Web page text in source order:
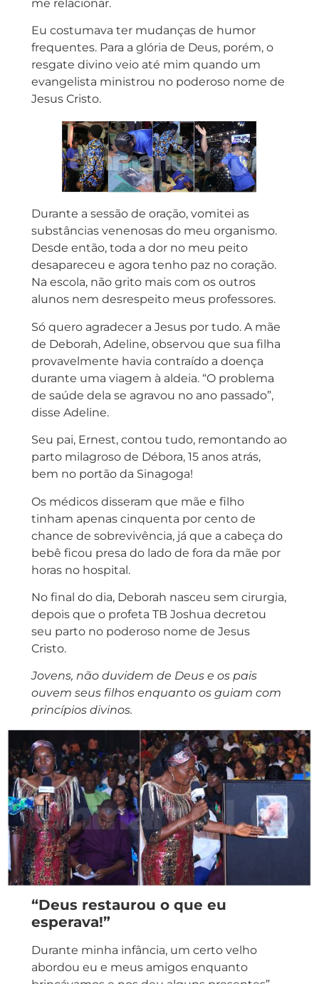
me relacionar.
Eu costumava ter mudanças de humor
frequentes. Para a glória de Deus, porém, o
resgate divino veio até mim quando um
evangelista ministrou no poderoso nome de
Jesus Cristo.
Durante a sessão de oração, vomitei as
substâncias venenosas do meu organismo.
Desde então, toda a dor no meu peito
desapareceu e agora tenho paz no coração.
Na escola, não grito mais com os outros
alunos nem desrespeito meus professores.
Só quero agradecer a Jesus por tudo. A mãe
de Deborah, Adeline, observou que sua filha
provavelmente havia contraído a doença
durante uma viagem à aldeia. “O problema
de saúde dela se agravou no ano passado”,
disse Adeline.
Seu pai, Ernest, contou tudo, remontando ao
parto milagroso de Débora, 15 anos atrás,
bem no portão da Sinagoga!
Os médicos disseram que mãe e filho
tinham apenas cinquenta por cento de
chance de sobrevivência, já que a cabeça do
bebê ficou presa do lado de fora da mãe por
horas no hospital.
No final do dia, Deborah nasceu sem cirurgia,
depois que o profeta TB Joshua decretou
seu parto no poderoso nome de Jesus
Cristo.
Jovens, não duvidem de Deus e os pais
ouvem seus filhos enquanto os guiam com
princípios divinos.
“Deus restaurou o que eu
esperava!”
Durante minha infância, um certo velho
abordou eu e meus amigos enquanto